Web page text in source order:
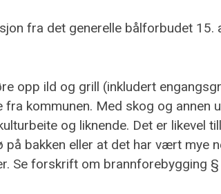
fra det generelle bålforbudet 15.
opp ild og grill (inkludert
kommunen. Med skog og annen
og liknende. Det er likevel
bakken eller at det har vært mye
Se forskrift om brannforebygging §